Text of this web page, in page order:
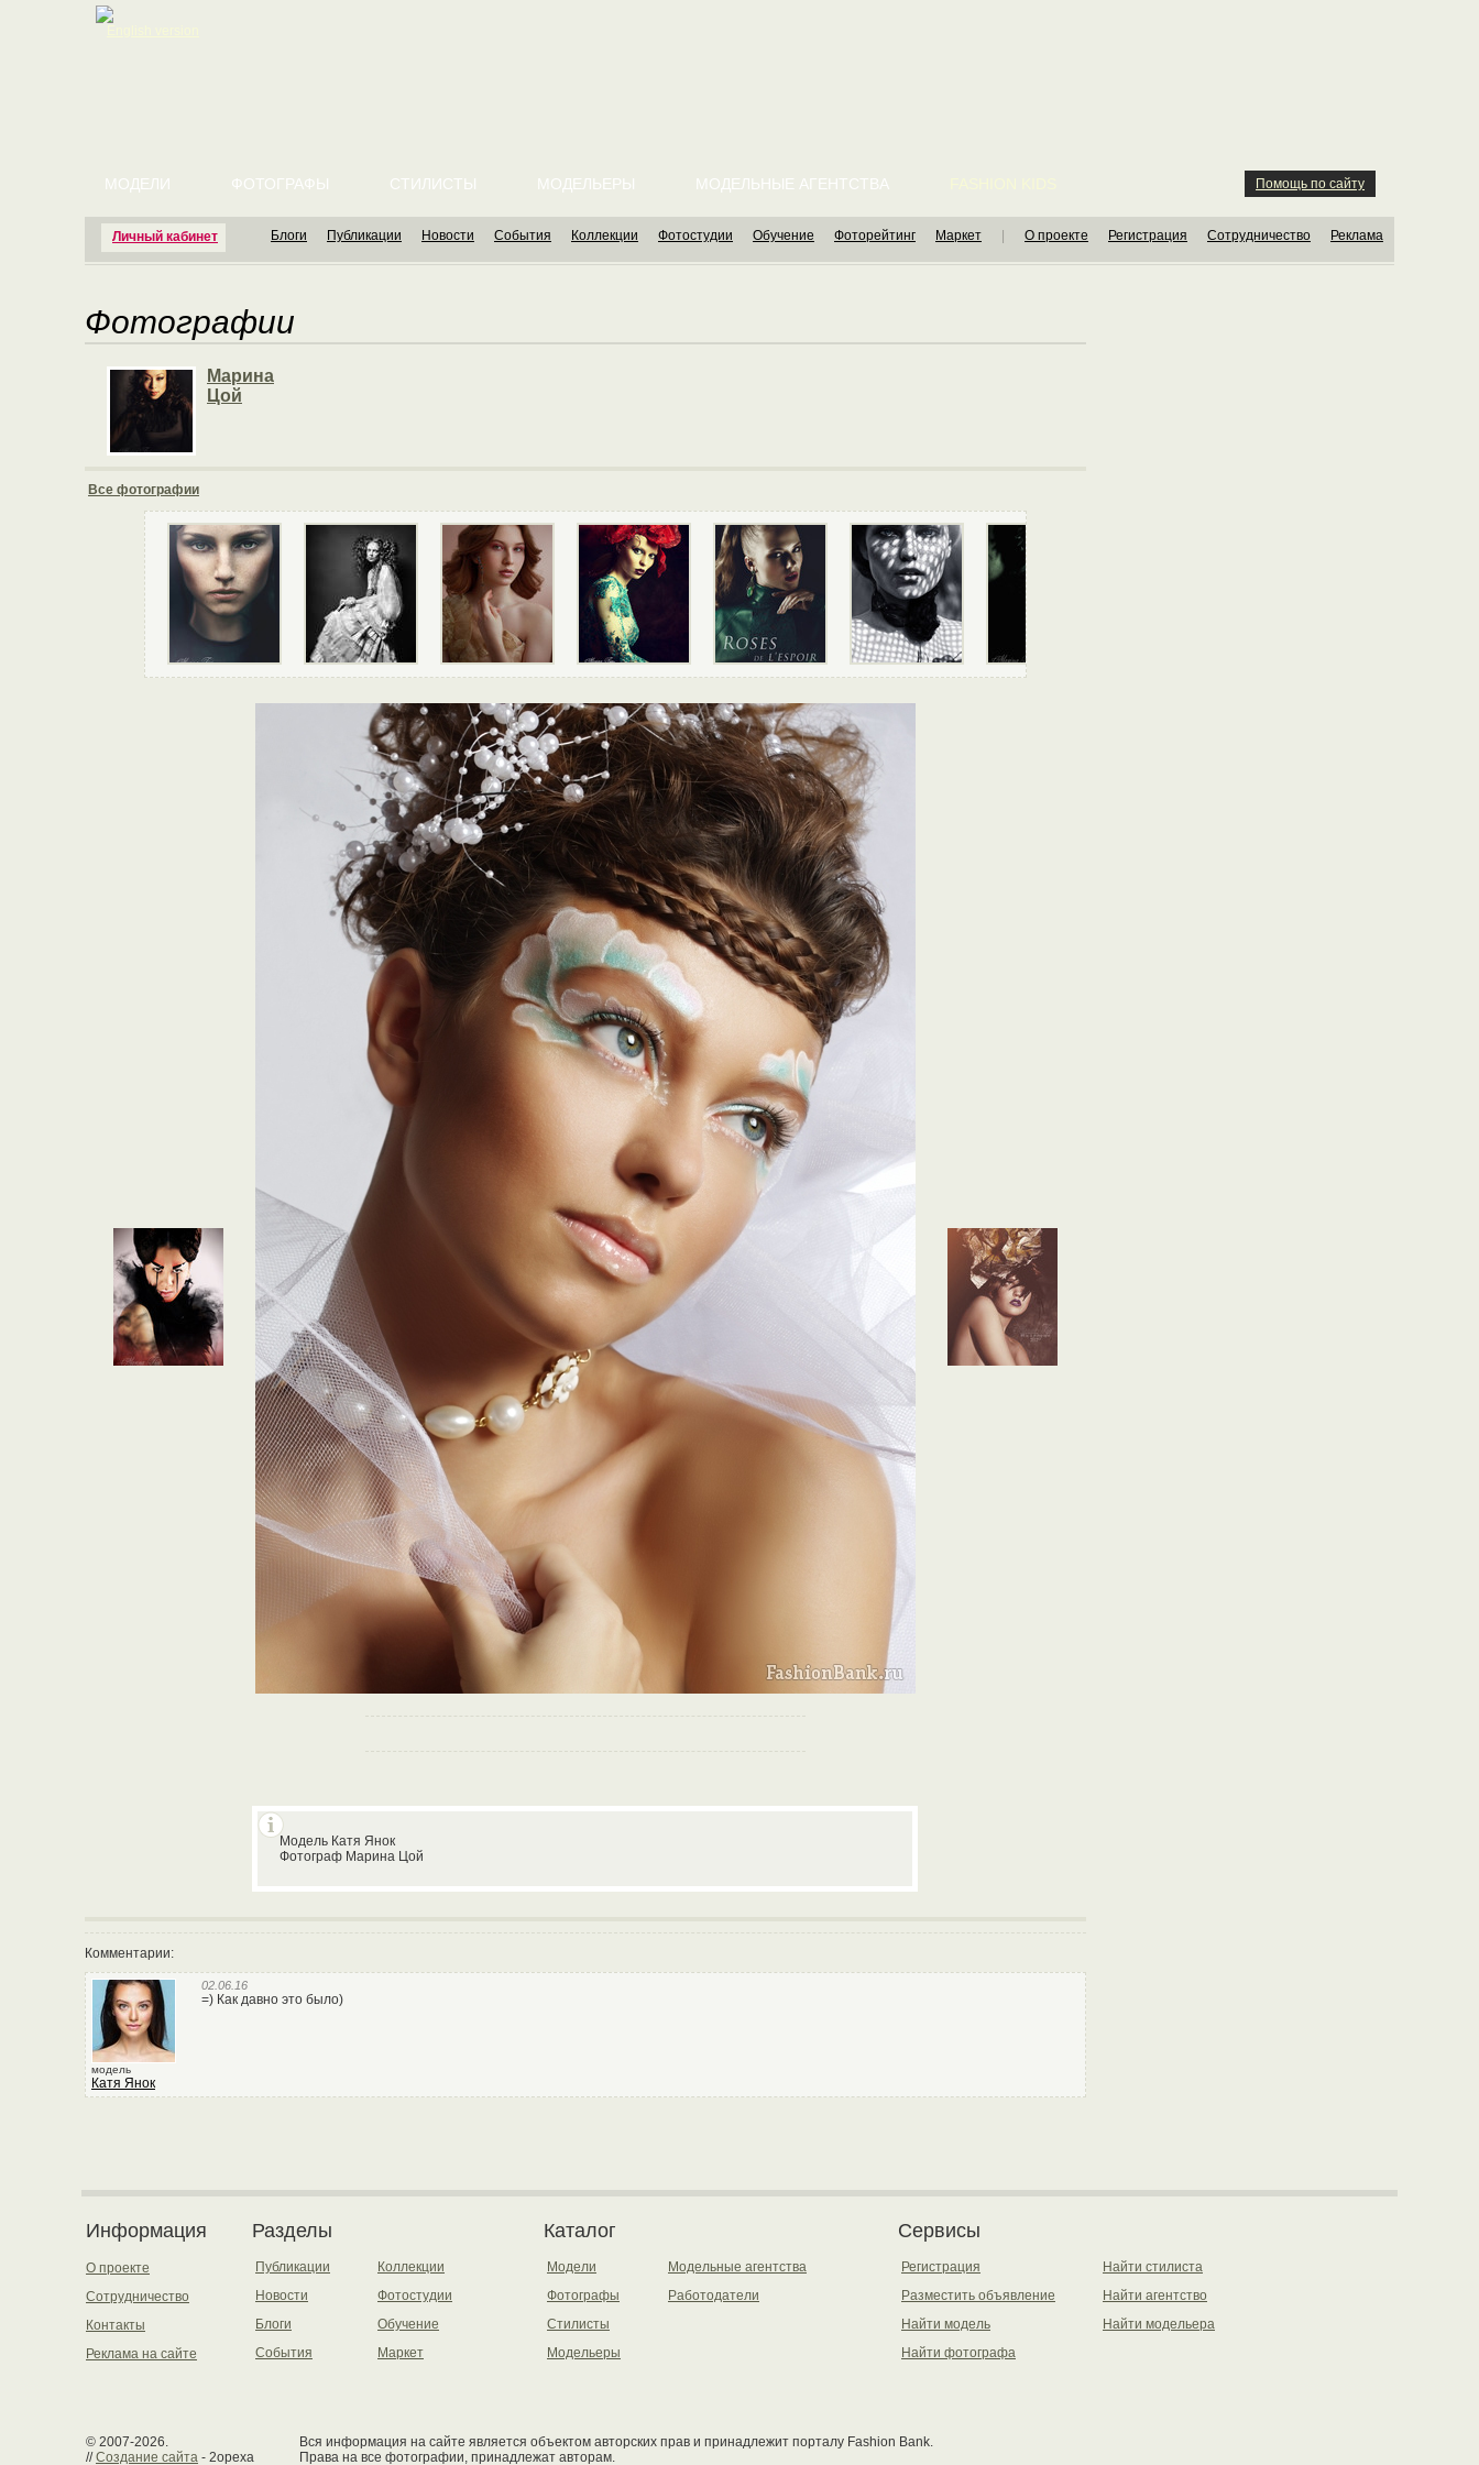
Личный кабинет
МОДЕЛИ ФОТОГРАФЫ СТИЛИСТЫ МОДЕЛЬЕРЫ МОДЕЛЬНЫЕ АГЕНТСТВА Помощь по сайту
Блоги Публикации Новости События Коллекции Фотостудии Обучение Фоторейтинг Маркет О проекте Регистрация Сотрудничество Реклама
Фотографии
Марина
Цой
Все фотографии
Модель Катя Янок
Фотограф Марина Цой
Комментарии:
модель
Катя Янок
02.06.16
=) Как давно это было)
Информация
О проекте
Сотрудничество
Контакты
Реклама на сайте
Разделы
Публикации
Новости
Блоги
События
Коллекции
Фотостудии
Обучение
Маркет
Каталог
Модели
Фотографы
Стилисты
Модельеры
Модельные агентства
Работодатели
Сервисы
Регистрация
Разместить объявление
Найти модель
Найти фотографа
Найти стилиста
Найти агентство
Найти модельера
© 2007-2026.
//Создание сайта - 2opexa
Вся информация на сайте является объектом авторских прав и принадлежит порталу Fashion Bank.
Права на все фотографии, принадлежат авторам.